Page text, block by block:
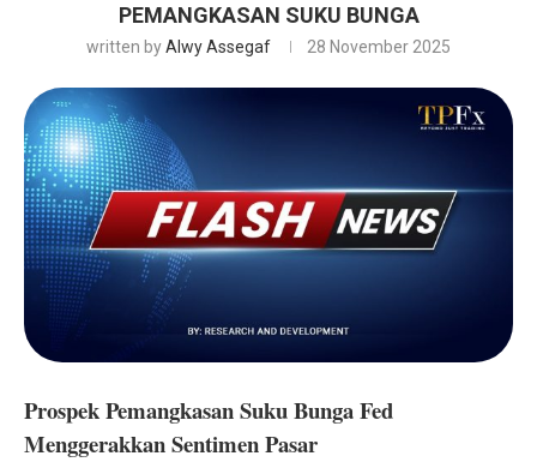
PEMANGKASAN SUKU BUNGA
written byAlwy Assegaf 28 November 2025
Prospek Pemangkasan Suku Bunga Fed
Menggerakkan Sentimen Pasar